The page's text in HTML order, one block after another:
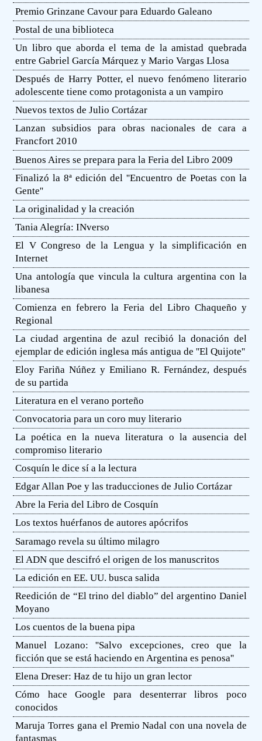
Premio Grinzane Cavour para Eduardo Galeano
Postal de una biblioteca
Un libro que aborda el tema de la amistad quebrada
entre Gabriel García Márquez y Mario Vargas Llosa
Después de Harry Potter, el nuevo fenómeno literario
adolescente tiene como protagonista a un vampiro
Nuevos textos de Julio Cortázar
Lanzan subsidios para obras nacionales de cara a
Francfort 2010
Buenos Aires se prepara para la Feria del Libro 2009
Finalizó la 8ª edición del ''Encuentro de Poetas con la
Gente''
La originalidad y la creación
Tania Alegría: INverso
El V Congreso de la Lengua y la simplificación en
Internet
Una antología que vincula la cultura argentina con la
libanesa
Comienza en febrero la Feria del Libro Chaqueño y
Regional
La ciudad argentina de azul recibió la donación del
ejemplar de edición inglesa más antigua de ''El Quijote''
Eloy Fariña Núñez y Emiliano R. Fernández, después
de su partida
Literatura en el verano porteño
Convocatoria para un coro muy literario
La poética en la nueva literatura o la ausencia del
compromiso literario
Cosquín le dice sí a la lectura
Edgar Allan Poe y las traducciones de Julio Cortázar
Abre la Feria del Libro de Cosquín
Los textos huérfanos de autores apócrifos
Saramago revela su último milagro
El ADN que descifró el origen de los manuscritos
La edición en EE. UU. busca salida
Reedición de “El trino del diablo” del argentino Daniel
Moyano
Los cuentos de la buena pipa
Manuel Lozano: ''Salvo excepciones, creo que la
ficción que se está haciendo en Argentina es penosa''
Elena Dreser: Haz de tu hijo un gran lector
Cómo hace Google para desenterrar libros poco
conocidos
Maruja Torres gana el Premio Nadal con una novela de
fantasmas